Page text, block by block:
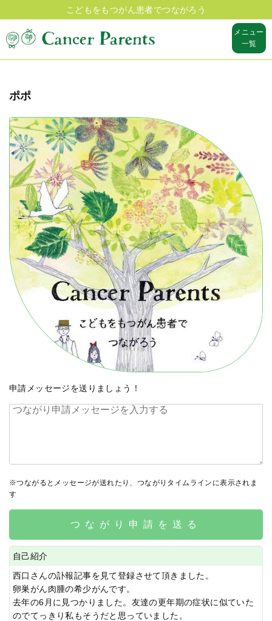
こどもをもつがん患者でつながろう
メニュー
一覧
ポポ
申請メッセージを送りましょう！
※つながるとメッセージが送れたり、つながりタイムラインに表示されま
す
つながり申請を送る
自己紹介
西口さんの訃報記事を見て登録させて頂きました。
卵巣がん肉腫の希少がんです。
去年の6月に見つかりました。友達の更年期の症状に似ていた
のでてっきり私もそうだと思っていました。